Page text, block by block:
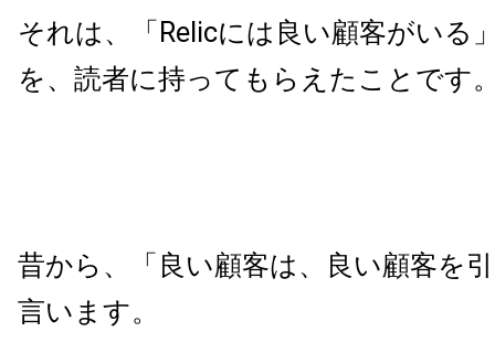
それは、「 Relicには良い顧客がいる
を、読者に持ってもらえたことです
昔から、「良い顧客は、良い顧客を
言います。